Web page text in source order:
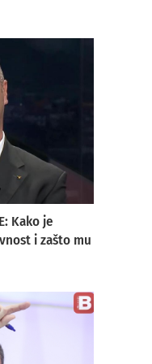
Kako je
i zašto mu